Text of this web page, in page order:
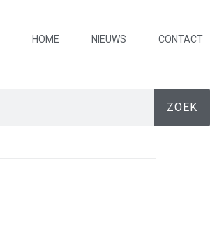
HOME NIEUWS CONTACT
ZOEK